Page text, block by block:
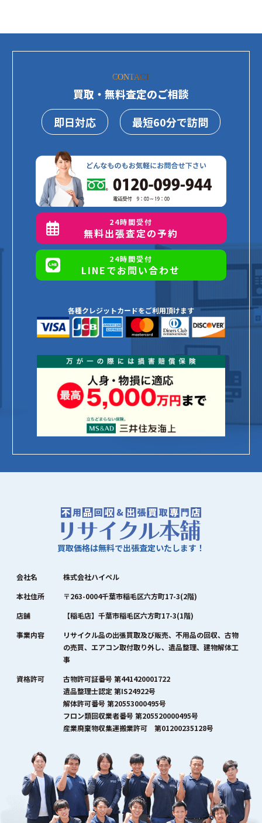
CONTACT
買取・無料査定のご相談
即日対応
最短60分で訪問
24時間受付
無料出張査定の予約
24時間受付
LINEでお問い合わせ
各種クレジットカードをご利用頂けます
買取価格は無料で出張査定いたします！
会社名
株式会社ハイペル
本社住所
〒263-0004千葉市稲毛区六方町17-3(2階)
店舗
【稲毛店】千葉市稲毛区六方町17-3(1階)
事業内容
リサイクル品の出張買取及び販売、不用品の回収、古物
の売買、エアコン取付取り外し、遺品整理、建物解体工
事
資格許可
古物許可証番号 第441420001722
遺品整理士認定 第IS24922号
解体許可番号 第20553000495号
フロン類回収業者番号 第205520000495号
産業廃棄物収集運搬業許可 第01200235128号